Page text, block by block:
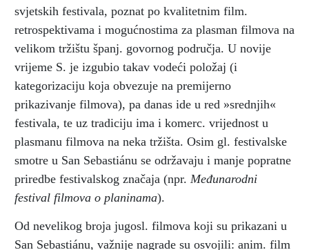
svjetskih festivala, poznat po kvalitetnim film.
retrospektivama i mogućnostima za plasman filmova na
velikom tržištu španj. govornog područja. U novije
vrijeme S. je izgubio takav vodeći položaj (i
kategorizaciju koja obvezuje na premijerno
prikazivanje filmova), pa danas ide u red »srednjih«
festivala, te uz tradiciju ima i komerc. vrijednost u
plasmanu filmova na neka tržišta. Osim gl. festivalske
smotre u San Sebastiánu se održavaju i manje popratne
priredbe festivalskog značaja (npr. Međunarodni
festival filmova o planinama).
Od nevelikog broja jugosl. filmova koji su prikazani u
San Sebastiánu, važnije nagrade su osvojili: anim. film